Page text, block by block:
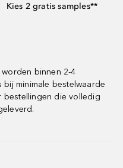
Kies 2 gratis samples**
binnen 2-4
minimale bestelwaarde
bestellingen die volledig